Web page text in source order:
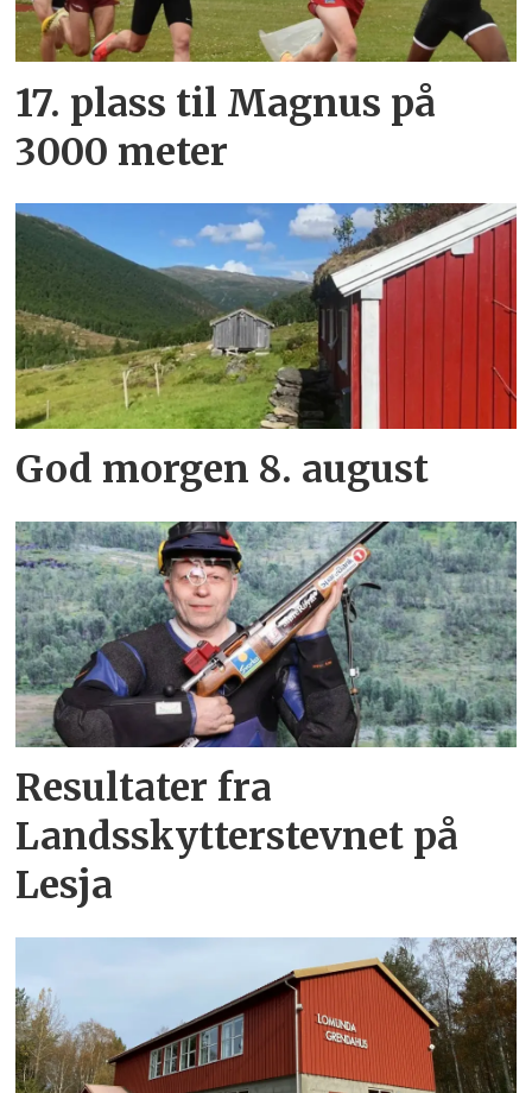
17. plass til Magnus på
3000 meter
God morgen 8. august
Resultater fra
Landsskytterstevnet på
Lesja